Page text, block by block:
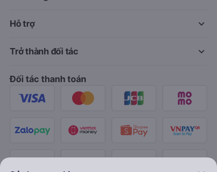
keyboard_arrow_down
Hỗ trợ
keyboard_arrow_down
Trở thành đối tác
Đối tác thanh toán